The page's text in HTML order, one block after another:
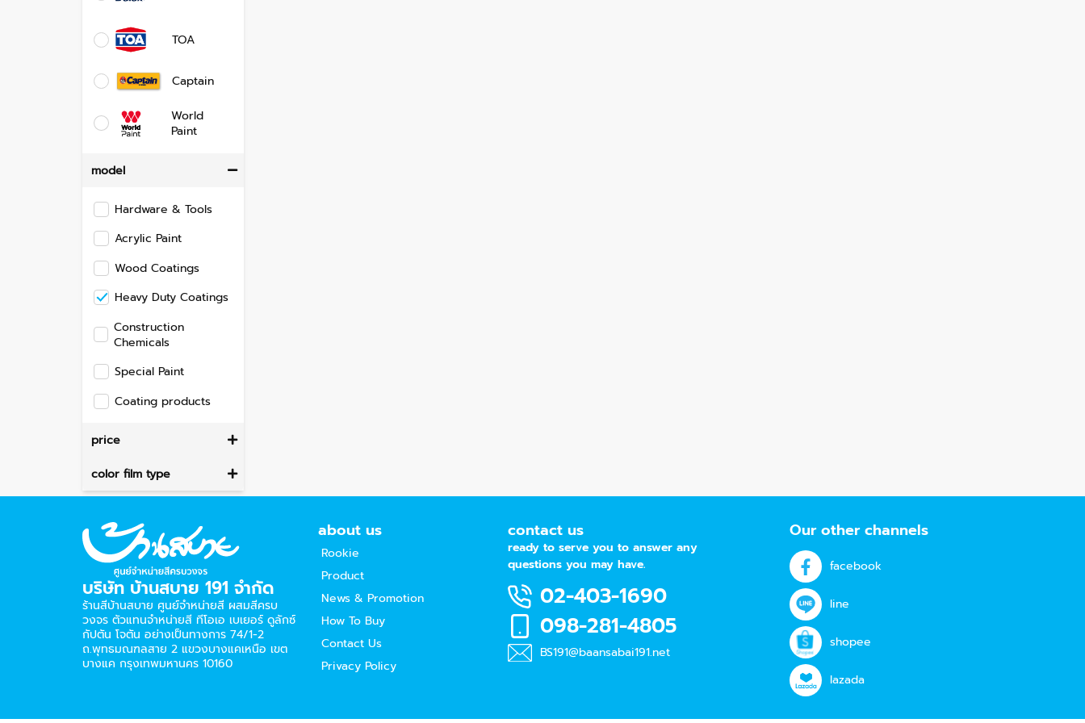
TOA
Captain
World
Paint
model
Hardware & Tools
Acrylic Paint
Wood Coatings
Heavy Duty Coatings
Construction
Chemicals
Special Paint
Coating products
price
color film type
บริษัท บ้านสบาย 191 จำกัด
ร้านสีบ้านสบาย ศูนย์จำหน่ายสี ผสมสีครบ
วงจร ตัวแทนจำหน่ายสี ทีโอเอ เบเยอร์​ ดูลักซ์
กัปตัน โจตัน อย่างเป็นทางการ 74/1-2
ถ.พุทธมณฑลสาย 2 แขวงบางแคเหนือ เขต
บางแค กรุงเทพมหานคร 10160
about us
Rookie
Product
News & Promotion
How To Buy
Contact Us
Privacy Policy
contact us
ready to serve you to answer any
questions you may have.
02-403-1690
098-281-4805
BS191@baansabai191.net
Our other channels
facebook
line
shopee
lazada